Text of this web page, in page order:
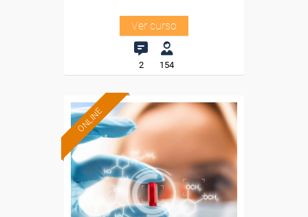
Ver curso
2 154
ONLINE
Formación 100%
subvencionada.
Para desempleados,
trabajadores y autónomos.